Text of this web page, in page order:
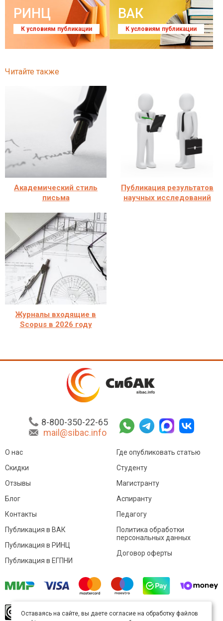
РИНЦ
К условиям публикации
ВАК
К условиям публикации
Читайте также
Академический стиль
письма
Публикация результатов
научных исследований
Журналы входящие в
Scopus в 2026 году
8-800-350-22-65
mail@sibac.info
О нас
Скидки
Отзывы
Блог
Контакты
Где опубликовать статью
Студенту
Магистранту
Аспиранту
Педагогу
Публикация в ВАК
Публикация в РИНЦ
Публикация в ЕГПНИ
Политика обработки
персональных данных
Договор оферты
произведение доступно полицензии Creative
Оставаясь на сайте, вы даете согласие на обработку файлов